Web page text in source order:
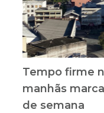
Tempo firme
manhãs
de semana